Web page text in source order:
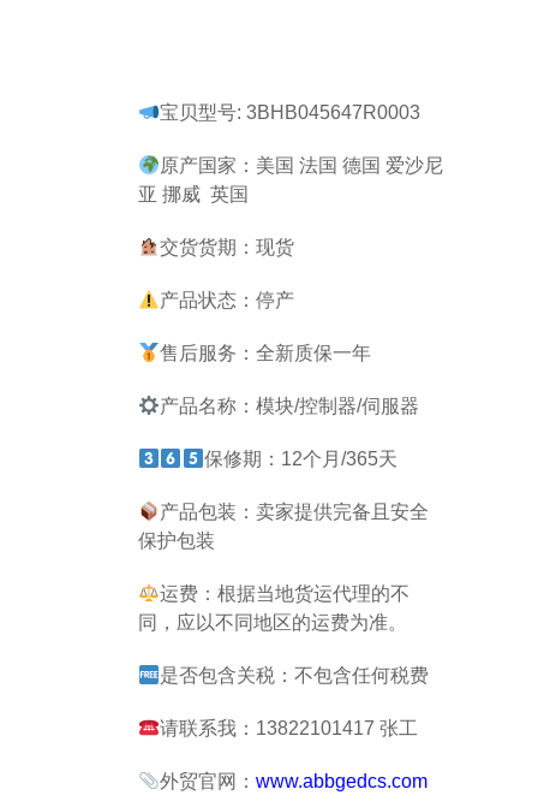
宝贝型号: 3BHB045647R0003
原产国家：美国 法国 德国 爱沙尼
亚 挪威 英国
交货货期：现货
产品状态：停产
售后服务：全新质保一年
产品名称：模块/控制器/伺服器
保修期：12个月/365天
产品包装：卖家提供完备且安全
保护包装
运费：根据当地货运代理的不
同，应以不同地区的运费为准。
是否包含关税：不包含任何税费
请联系我：13822101417 张工
外贸官网：www.abbgedcs.com